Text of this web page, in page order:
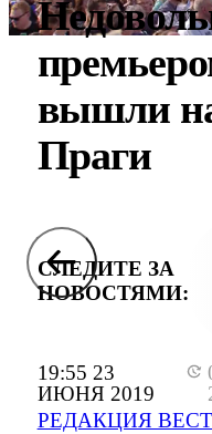
19:55 23
ИЮНЯ 2019
РЕДАКЦИЯ
вышли
Праги
СЛЕДИТЕ ЗА
НОВОСТЯМИ: